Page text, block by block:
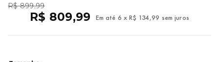
R$ 899,99
R$ 809,99 Em até 6 x R$ 134,99 sem juros
vans